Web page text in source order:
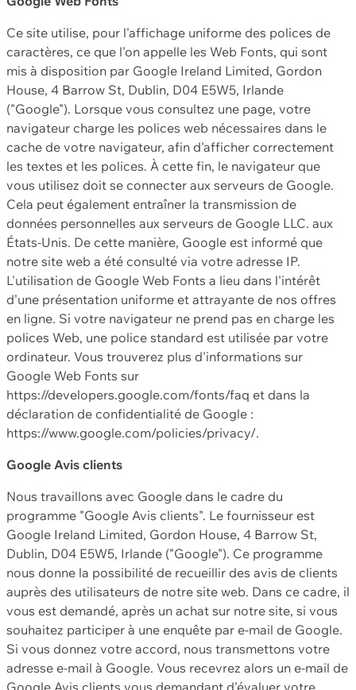
Ce site utilise, pour l'affichage uniforme des polices de
caractères, ce que l'on appelle les Web Fonts, qui sont
mis à disposition par Google Ireland Limited, Gordon
House, 4 Barrow St, Dublin, D04 E5W5, Irlande
("Google"). Lorsque vous consultez une page, votre
navigateur charge les polices web nécessaires dans le
cache de votre navigateur, afin d'afficher correctement
les textes et les polices. À cette fin, le navigateur que
vous utilisez doit se connecter aux serveurs de Google.
Cela peut également entraîner la transmission de
données personnelles aux serveurs de Google LLC. aux
États-Unis. De cette manière, Google est informé que
notre site web a été consulté via votre adresse IP.
L'utilisation de Google Web Fonts a lieu dans l'intérêt
d'une présentation uniforme et attrayante de nos offres
en ligne. Si votre navigateur ne prend pas en charge les
polices Web, une police standard est utilisée par votre
ordinateur. Vous trouverez plus d'informations sur
Google Web Fonts sur
https://developers.google.com/fonts/faq et dans la
déclaration de confidentialité de Google :
https://www.google.com/policies/privacy/.
Google Avis clients
Nous travaillons avec Google dans le cadre du
programme "Google Avis clients". Le fournisseur est
Google Ireland Limited, Gordon House, 4 Barrow St,
Dublin, D04 E5W5, Irlande ("Google"). Ce programme
nous donne la possibilité de recueillir des avis de clients
auprès des utilisateurs de notre site web. Dans ce cadre, il
vous est demandé, après un achat sur notre site, si vous
souhaitez participer à une enquête par e-mail de Google.
Si vous donnez votre accord, nous transmettons votre
adresse e-mail à Google. Vous recevrez alors un e-mail de